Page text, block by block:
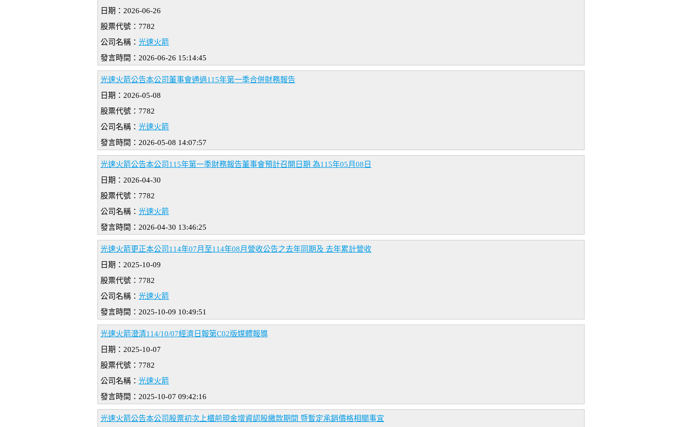
日期：2026-06-26
股票代號：7782
公司名稱： 光速火箭
發言時間：2026-06-26 15:14:45
光速火箭公告本公司董事會通過115年第一季合併財務報告
日期：2026-05-08
股票代號：7782
公司名稱： 光速火箭
發言時間：2026-05-08 14:07:57
光速火箭公告本公司115年第一季財務報告董事會預計召開日期 為115年05月08日
日期：2026-04-30
股票代號：7782
公司名稱： 光速火箭
發言時間：2026-04-30 13:46:25
光速火箭更正本公司114年07月至114年08月營收公告之去年同期及 去年累計營收
日期：2025-10-09
股票代號：7782
公司名稱： 光速火箭
發言時間：2025-10-09 10:49:51
光速火箭澄清114/10/07經濟日報第C02版媒體報導
日期：2025-10-07
股票代號：7782
公司名稱： 光速火箭
發言時間：2025-10-07 09:42:16
光速火箭公告本公司股票初次上櫃前現金增資認股繳款期間 暨暫定承銷價格相關事宜